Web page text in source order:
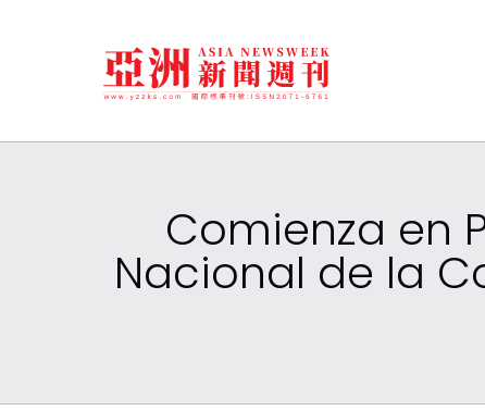
Comienza en
Nacional de la